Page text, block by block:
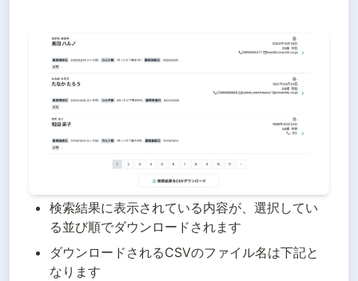
検索結果に表示されている内容が、選択してい
る並び順でダウンロードされます
ダウンロードされるCSVのファイル名は下記と
なります